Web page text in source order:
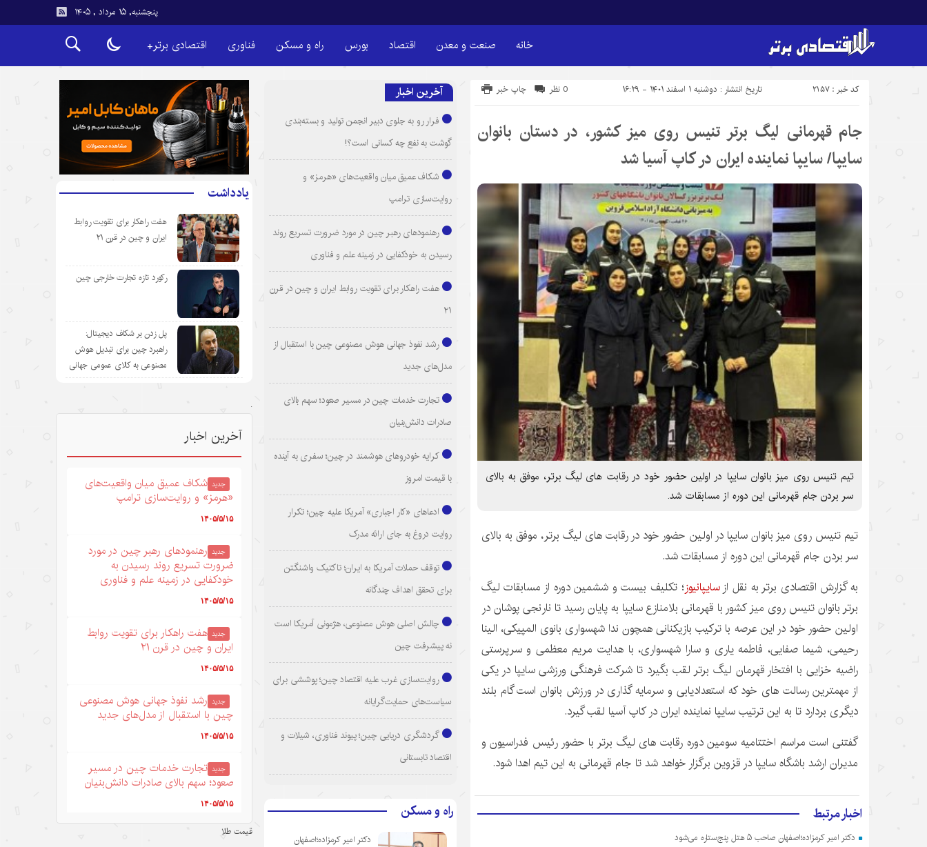
پنجشنبه, ۱۵ مرداد , ۱۴۰۵
خانه صنعت و معدن اقتصاد بورس راه و مسکن فناوری اقتصادی برتر+
تاریخ انتشار : دوشنبه ۱ اسفند ۱۴۰۱ - ۱۶:۲۹ کد خبر : 2157 چاپ خبر 0 نظر
جام قهرمانی لیگ برتر تنیس روی میز کشور، در دستان بانوان
سایپا/ سایپا نماینده ایران در کاپ آسیا شد
تیم تنیس روی میز بانوان سایپا در اولین حضور خود در رقابت های لیگ برتر، موفق به بالای
سر بردن جام قهرمانی این دوره از مسابقات شد.
تیم تنیس روی میز بانوان سایپا در اولین حضور خود در رقابت های لیگ برتر، موفق به بالای
سر بردن جام قهرمانی این دوره از مسابقات شد.
به گزارش اقتصادی برتر به نقل ازسایپانیوز؛ تکلیف بیست و ششمین دوره از مسابقات لیگ
برتر بانوان تنیس روی میز کشور با قهرمانی بلامنازع سایپا به پایان رسید تا نارنجی پوشان در
اولین حضور خود در این عرصه با ترکیب بازیکنانی همچون ندا شهسواری بانوی المپیکی، الینا
رحیمی، شیما صفایی، فاطمه یاری و سارا شهسواری، با هدایت مریم معظمی و سرپرستی
راضیه خزایی با افتخار قهرمان لیگ برتر لقب بگیرد تا شرکت فرهنگی ورزشی سایپا در یکی
از مهمترین رسالت های خود که استعدادیابی و سرمایه گذاری در ورزش بانوان است گام بلند
دیگری بردارد تا به این ترتیب سایپا نماینده ایران در کاپ آسیا لقب گیرد.
گفتنی است مراسم اختتامیه سومین دوره رقابت های لیگ برتر با حضور رئیس فدراسیون و
مدیران ارشد باشگاه سایپا در قزوین برگزار خواهد شد تا جام قهرمانی به این تیم اهدا شود.
اخبار مرتبط
دکتر امیر کرمزاده؛اصفهان صاحب ۵ هتل پنج‌ستاره می‌شود
آخرین اخبار
فرار رو به جلوی دبیر انجمن تولید و بسته‌بندی
گوشت به نفع چه کسانی است؟!
شکاف عمیق میان واقعیت‌های «هرمز» و
روایت‌سازی ترامپ
رهنمودهای رهبر چین در مورد ضرورت تسریع روند
رسیدن به خودکفایی در زمینه علم و فناوری
هفت راهکار برای تقویت روابط ایران و چین در قرن
۲۱
رشد نفوذ جهانی هوش مصنوعی چین با استقبال از
مدل‌های جدید
تجارت خدمات چین در مسیر صعود؛ سهم بالای
صادرات دانش‌بنیان
کرایه خودروهای هوشمند در چین؛ سفری به آینده
با قیمت امروز
ادعاهای «کار اجباری» آمریکا علیه چین؛ تکرار
روایت دروغ به جای ارائه مدرک
توقف حملات آمریکا به ایران؛ تاکتیک واشنگتن
برای تحقق اهداف چندگانه
چالش اصلی هوش مصنوعی، هژمونی آمریکا است
نه پیشرفت چین
روایت‌سازی غرب علیه اقتصاد چین؛ پوششی برای
سیاست‌های حمایت‌گرایانه
گردشگری دریایی چین؛ پیوند فناوری، شیلات و
اقتصاد تابستانی
راه و مسکن
دکتر امیر کرمزاده؛اصفهان
یادداشت
هفت راهکار برای تقویت روابط
ایران و چین در قرن ۲۱
رکورد تازه تجارت خارجی چین
پل زدن بر شکاف دیجیتال:
راهبرد چین برای تبدیل هوش
مصنوعی به کالای عمومی جهانی
.
آخرین اخبار
جدید شکاف عمیق میان واقعیت‌های
«هرمز» و روایت‌سازی ترامپ
۱۴۰۵/۵/۱۵
جدید رهنمودهای رهبر چین در مورد
ضرورت تسریع روند رسیدن به
خودکفایی در زمینه علم و فناوری
۱۴۰۵/۵/۱۵
جدید هفت راهکار برای تقویت روابط
ایران و چین در قرن ۲۱
۱۴۰۵/۵/۱۵
جدید رشد نفوذ جهانی هوش مصنوعی
چین با استقبال از مدل‌های جدید
۱۴۰۵/۵/۱۵
جدید تجارت خدمات چین در مسیر
صعود؛ سهم بالای صادرات دانش‌بنیان
۱۴۰۵/۵/۱۵
جدیدقیمت طلا